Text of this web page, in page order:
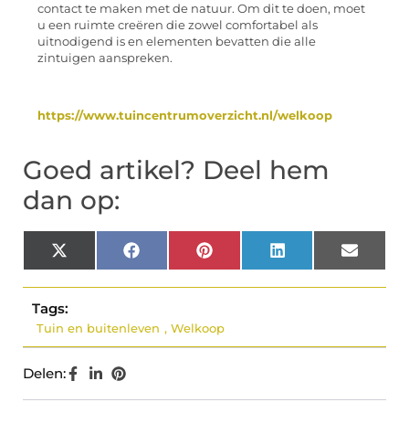
contact te maken met de natuur. Om dit te doen, moet
u een ruimte creëren die zowel comfortabel als
uitnodigend is en elementen bevatten die alle
zintuigen aanspreken.
https://www.tuincentrumoverzicht.nl/welkoop
Goed artikel? Deel hem
dan op:
X
(Twitter)
Facebook Pinterest LinkedIn Email
Tags:
Tuin en buitenleven , Welkoop
Delen: